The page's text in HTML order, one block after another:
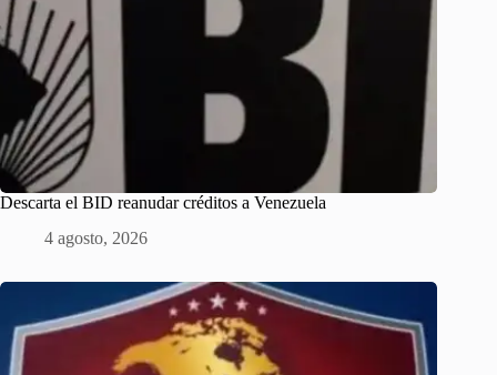
Descarta el BID reanudar créditos a Venezuela
4 agosto, 2026